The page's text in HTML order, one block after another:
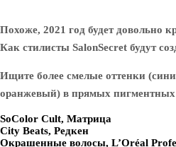
Похоже, 2021 год будет довольно
Как стилисты SalonSecret будут
Ищите более смелые оттенки
оранжевый) в прямых
SoColor Cult, Матрица
City Beats, Редкен
Окрашенные волосы, L’Oréal